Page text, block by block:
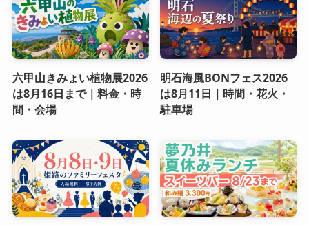
六甲山きみょい植物展2026
は8月16日まで｜料金・時
間・会場
明石海風BONフェス2026
は8月11日｜時間・花火・
駐車場